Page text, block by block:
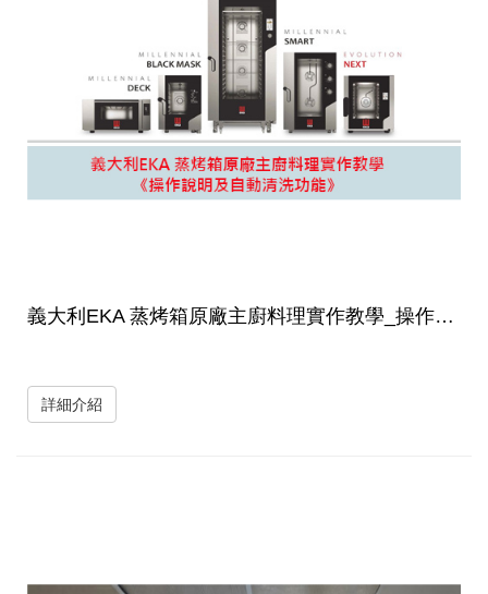
義大利EKA 蒸烤箱原廠主廚料理實作教學_操作說明及自動清洗功能
詳細介紹